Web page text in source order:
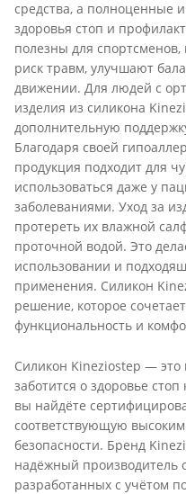
средства, а полноценные
здоровья стоп и
полезны для спортсменов,
риск травм, улучшают
движении. Для людей с
изделия из силикона
дополнительную
Благодаря своей
продукция подходит для
использоваться даже у
заболеваниями. Уход за
протереть их влажной
проточной водой. Это
использовании и
применения. Силикон
решение, которое
функциональность и
Силикон Kineziostep — это
заботится о здоровье стоп
вы найдёте
соответствующую
безопасности. Бренд
надёжный производитель
разработанных с учётом